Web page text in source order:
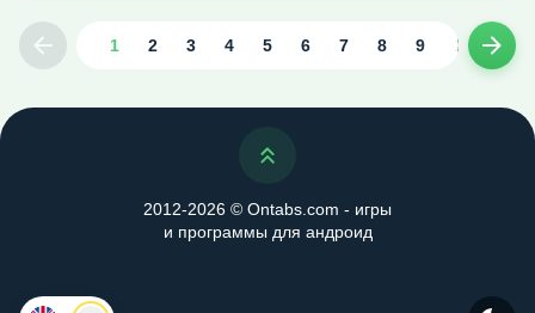
1 2 3 4 5 6 7 8 9 10
...
Наверх
2012-2026 © Ontabs.com - игры
и программы для андроид